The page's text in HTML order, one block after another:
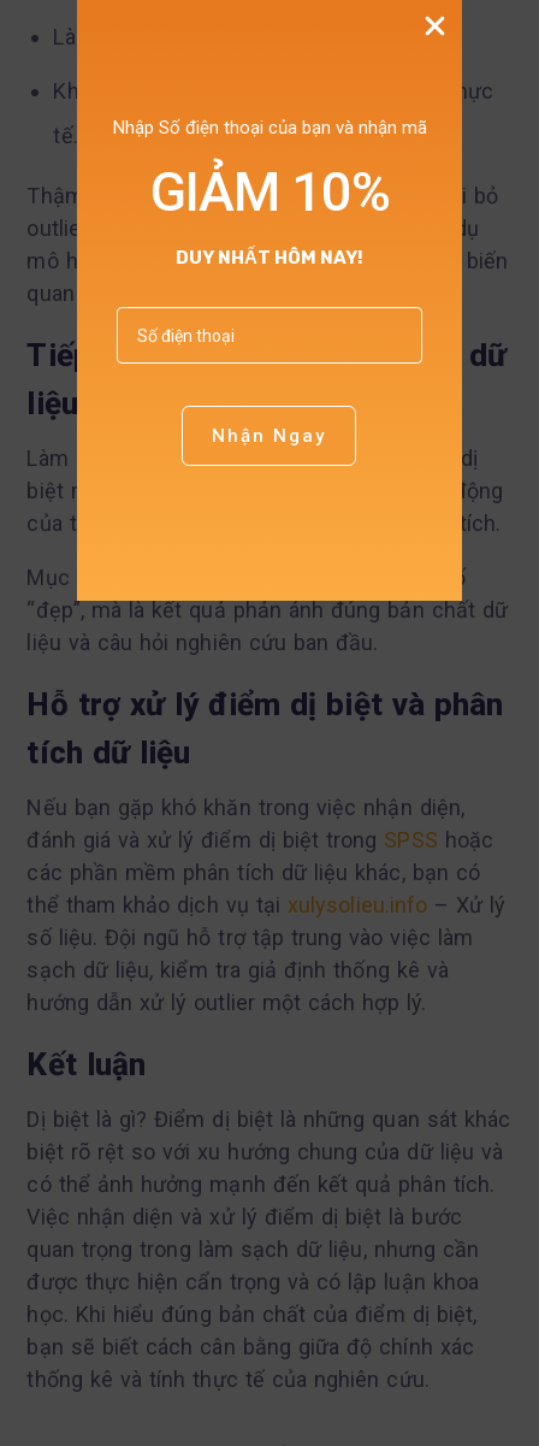
Làm sai lệch đặc điểm tổng thể.
Khiến mô hình phân tích kém phản ánh thực
tế.
Thậm chí, trong một số trường hợp, việc loại bỏ
outlier còn làm kết quả phân tích xấu đi, ví dụ
mô hình hồi quy giảm độ phù hợp hoặc các biến
quan trọng trở nên không có ý nghĩa.
Tiếp cận đúng trong làm sạch dữ
liệu
Làm sạch dữ liệu không chỉ là loại bỏ điểm dị
biệt mà là quá trình thử – sai, đánh giá tác động
của từng quyết định xử lý lên kết quả phân tích.
Mục tiêu cuối cùng không phải là các chỉ số
“đẹp”, mà là kết quả phản ánh đúng bản chất dữ
liệu và câu hỏi nghiên cứu ban đầu.
Hỗ trợ xử lý điểm dị biệt và phân
tích dữ liệu
Nếu bạn gặp khó khăn trong việc nhận diện,
đánh giá và xử lý điểm dị biệt trong SPSS hoặc
các phần mềm phân tích dữ liệu khác, bạn có
thể tham khảo dịch vụ tại xulysolieu.info – Xử lý
số liệu. Đội ngũ hỗ trợ tập trung vào việc làm
sạch dữ liệu, kiểm tra giả định thống kê và
hướng dẫn xử lý outlier một cách hợp lý.
Kết luận
Dị biệt là gì? Điểm dị biệt là những quan sát khác
biệt rõ rệt so với xu hướng chung của dữ liệu và
có thể ảnh hưởng mạnh đến kết quả phân tích.
Việc nhận diện và xử lý điểm dị biệt là bước
quan trọng trong làm sạch dữ liệu, nhưng cần
được thực hiện cẩn trọng và có lập luận khoa
học. Khi hiểu đúng bản chất của điểm dị biệt,
bạn sẽ biết cách cân bằng giữa độ chính xác
thống kê và tính thực tế của nghiên cứu.
Nhập Số điện thoại của bạn và nhận mã
GIẢM 10%
DUY NHẤT HÔM NAY!
Nhận Ngay